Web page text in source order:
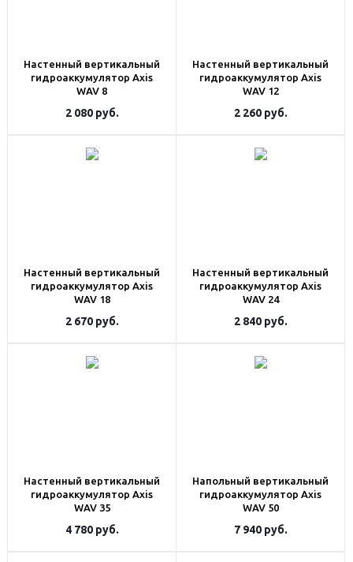
Настенный вертикальный
гидроаккумулятор Axis
WAV 8
2 080руб.
Настенный вертикальный
гидроаккумулятор Axis
WAV 12
2 260руб.
Настенный вертикальный
гидроаккумулятор Axis
WAV 18
2 670руб.
Настенный вертикальный
гидроаккумулятор Axis
WAV 24
2 840руб.
Настенный вертикальный
гидроаккумулятор Axis
WAV 35
4 780руб.
Напольный вертикальный
гидроаккумулятор Axis
WAV 50
7 940руб.